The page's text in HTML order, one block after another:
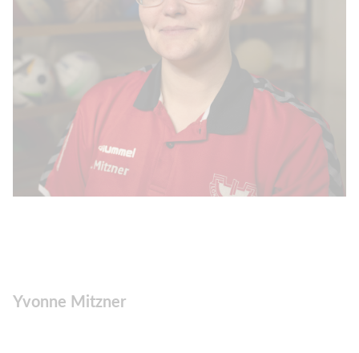
Yvonne Mitzner